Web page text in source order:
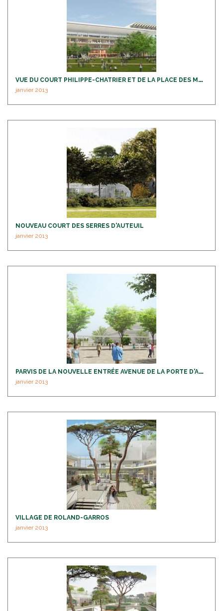
V
UE DU COURT PHILIPPE-CHATRIER ET DE LA PLACE DES MOUSQUETAIRES
janvier 2013
NOUVEAU COURT DES SERRES D'AUTEUIL
janvier 2013
P
ARVIS DE LA NOUVELLE ENTRÉE AVENUE DE LA PORTE D'AUTEUIL
janvier 2013
VILLAGE DE ROLAND-GARROS
janvier 2013